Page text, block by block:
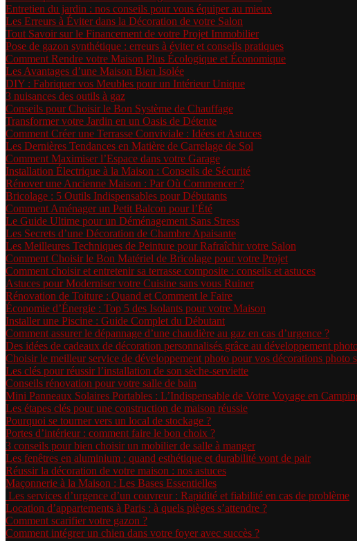
Entretien du jardin : nos conseils pour vous équiper au mieux
Les Erreurs à Éviter dans la Décoration de votre Salon
Tout Savoir sur le Financement de votre Projet Immobilier
Pose de gazon synthétique : erreurs à éviter et conseils pratiques
Comment Rendre votre Maison Plus Écologique et Économique
Les Avantages d’une Maison Bien Isolée
DIY : Fabriquer vos Meubles pour un Intérieur Unique
3 nuisances des outils à gaz
Conseils pour Choisir le Bon Système de Chauffage
Transformer votre Jardin en un Oasis de Détente
Comment Créer une Terrasse Conviviale : Idées et Astuces
Les Dernières Tendances en Matière de Carrelage de Sol
Comment Maximiser l’Espace dans votre Garage
Installation Électrique à la Maison : Conseils de Sécurité
Rénover une Ancienne Maison : Par Où Commencer ?
Bricolage : 5 Outils Indispensables pour Débutants
Comment Aménager un Petit Balcon pour l’Été
Le Guide Ultime pour un Déménagement Sans Stress
Les Secrets d’une Décoration de Chambre Apaisante
Les Meilleures Techniques de Peinture pour Rafraîchir votre Salon
Comment Choisir le Bon Matériel de Bricolage pour votre Projet
Comment choisir et entretenir sa terrasse composite : conseils et astuces
Astuces pour Moderniser votre Cuisine sans vous Ruiner
Rénovation de Toiture : Quand et Comment le Faire
Économie d’Énergie : Top 5 des Isolants pour votre Maison
Installer une Piscine : Guide Complet du Débutant
Comment assurer le dépannage d’une chaudière au gaz en cas d’urgence ?
Des idées de cadeaux de décoration personnalisés grâce au développement
Choisir le meilleur service de développement photo pour vos décorations photo
Les clés pour réussir l’installation de son sèche-serviette
Conseils rénovation pour votre salle de bain
Mini Panneaux Solaires Portables : L’Indispensable de Votre Voyage en
Les étapes clés pour une construction de maison réussie
Pourquoi se tourner vers un local de stockage ?
Portes d’intérieur : comment faire le bon choix ?
3 conseils pour bien choisir un mobilier de salle à manger
Les fenêtres en aluminium : quand esthétique et durabilité vont de pair
Réussir la décoration de votre maison : nos astuces
Maçonnerie à la Maison : Les Bases Essentielles
Les services d’urgence d’un couvreur : Rapidité et fiabilité en cas de problème
Location d’appartements à Paris : à quels pièges s’attendre ?
Comment scarifier votre gazon ?
Comment intégrer un chien dans votre foyer avec succès ?